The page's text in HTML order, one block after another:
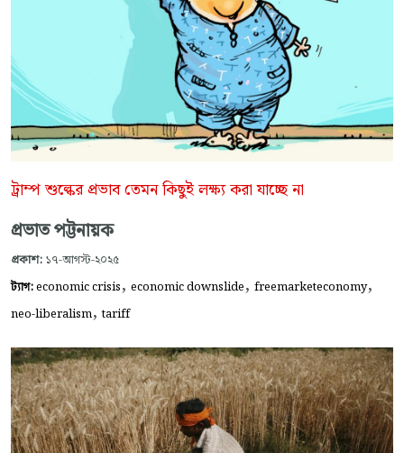
ট্রাম্প শুল্কের প্রভাব তেমন কিছুই লক্ষ্য করা যাচ্ছে না
প্রভাত পট্টনায়ক
প্রকাশ: ১৭-আগস্ট-২০২৫
ট্যাগ:economic crisis, economic downslide, freemarketeconomy,
neo-liberalism,tariff